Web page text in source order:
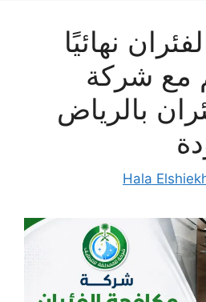
نهائيًا
مع شركة
بالرياض
Hala